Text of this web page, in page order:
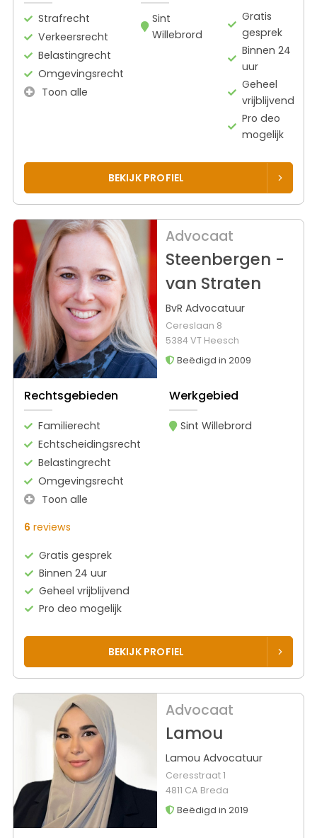
Strafrecht
Verkeersrecht
Belastingrecht
Omgevingsrecht
Toon alle
Sint
Willebrord
Gratis
gesprek
Binnen 24
uur
Geheel
vrijblijvend
Pro deo
mogelijk
BEKIJK PROFIEL
Advocaat
Steenbergen -
van Straten
BvR Advocatuur
Cereslaan 8
5384 VT Heesch
Beëdigd in 2009
Rechtsgebieden
Familierecht
Echtscheidingsrecht
Belastingrecht
Omgevingsrecht
Toon alle
Werkgebied
Sint Willebrord
6 reviews
Gratis gesprek
Binnen 24 uur
Geheel vrijblijvend
Pro deo mogelijk
BEKIJK PROFIEL
Advocaat
Lamou
Lamou Advocatuur
Ceresstraat 1
4811 CA Breda
Beëdigd in 2019